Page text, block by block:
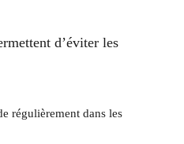
d’éviter les
régulièrement dans les